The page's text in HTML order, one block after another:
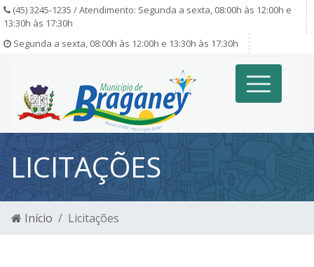
(45) 3245-1235 / Atendimento: Segunda a sexta, 08:00h às 12:00h e
13:30h às 17:30h
Segunda a sexta, 08:00h às 12:00h e 13:30h às 17:30h
LICITAÇÕES
Início Licitações